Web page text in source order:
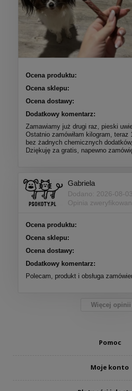
Ocena produktu:
Ocena sklepu:
Ocena dostawy:
Dodatkowy komentarz:
Zamawiamy już drugi raz, pieski
Ostatnio zamówiłam kilogram, teraz
bez żadnych chemicznych
Dziękuję za gratis, napewno
Gabriela
Dodano: 2026-08-03
Opinia
Ocena produktu:
Ocena sklepu:
Ocena dostawy:
Dodatkowy komentarz:
Polecam, produkt i obsługa
Więcej opinii
Pomoc
Moje konto